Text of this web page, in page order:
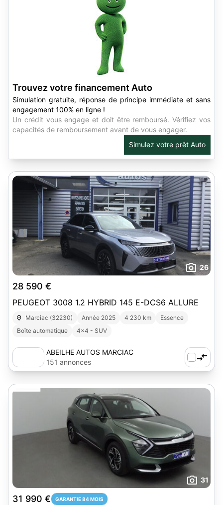
Trouvez votre financement Auto
Simulation gratuite, réponse de principe immédiate et sans
engagement 100% en ligne !
Un crédit vous engage et doit être remboursé. Vérifiez vos
capacités de remboursement avant de vous engager.
Simulez votre prêt Auto
26
28 590 €
PEUGEOT 3008 1.2 HYBRID 145 E-DCS6 ALLURE
Marciac (32230) Année 2025 4 230 km
Essence
Boîte automatique
4x4 - SUV
ABEILHE AUTOS MARCIAC
151 annonces
31
31 990 € GARANTIE 84 MOIS